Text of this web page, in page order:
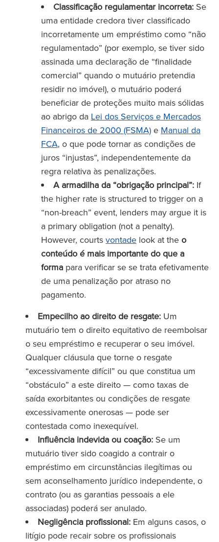
Classificação regulamentar incorreta: Se
uma entidade credora tiver classificado
incorretamente um empréstimo como “não
regulamentado” (por exemplo, se tiver sido
assinada uma declaração de “finalidade
comercial” quando o mutuário pretendia
residir no imóvel), o mutuário poderá
beneficiar de proteções muito mais sólidas
ao abrigo da Lei dos Serviços e Mercados
Financeiros de 2000 (FSMA) e Manual da
FCA, o que pode tornar as condições de
juros “injustas”, independentemente da
regra relativa às penalizações.
A armadilha da “obrigação principal”: If
the higher rate is structured to trigger on a
“non-breach” event, lenders may argue it is
a primary obligation (not a penalty).
However, courts vontade look at the o
conteúdo é mais importante do que a
forma para verificar se se trata efetivamente
de uma penalização por atraso no
pagamento.
Empecilho ao direito de resgate: Um
mutuário tem o direito equitativo de reembolsar
o seu empréstimo e recuperar o seu imóvel.
Qualquer cláusula que torne o resgate
“excessivamente difícil” ou que constitua um
“obstáculo” a este direito — como taxas de
saída exorbitantes ou condições de resgate
excessivamente onerosas — pode ser
contestada como inexequível.
Influência indevida ou coação: Se um
mutuário tiver sido coagido a contrair o
empréstimo em circunstâncias ilegítimas ou
sem aconselhamento jurídico independente, o
contrato (ou as garantias pessoais a ele
associadas) poderá ser anulado.
Negligência profissional: Em alguns casos, o
litígio pode recair sobre os profissionais